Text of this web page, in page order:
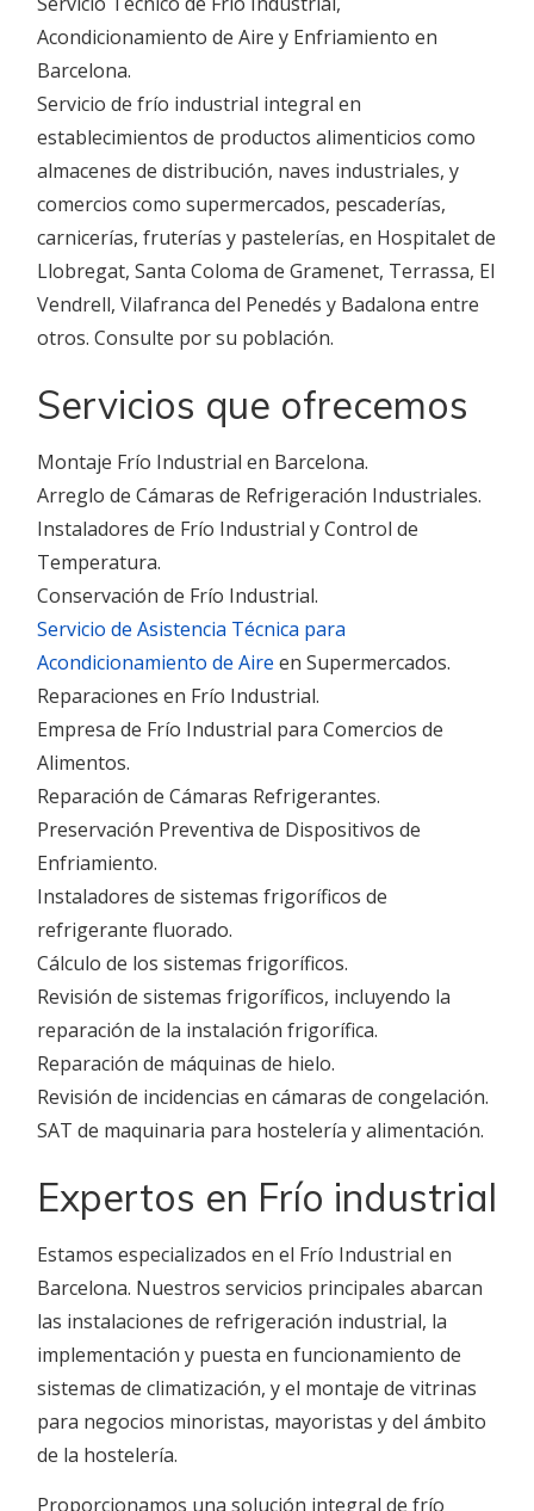
Acondicionamiento de Aire y Enfriamiento en
Barcelona.
Servicio de frío industrial integral en
establecimientos de productos alimenticios como
almacenes de distribución, naves industriales, y
comercios como supermercados, pescaderías,
carnicerías, fruterías y pastelerías, en Hospitalet de
Llobregat, Santa Coloma de Gramenet, Terrassa, El
Vendrell, Vilafranca del Penedés y Badalona entre
otros. Consulte por su población.
Servicios que ofrecemos
Montaje Frío Industrial en Barcelona.
Arreglo de Cámaras de Refrigeración Industriales.
Instaladores de Frío Industrial y Control de
Temperatura.
Conservación de Frío Industrial.
Servicio de Asistencia Técnica para
Acondicionamiento de Aire en Supermercados.
Reparaciones en Frío Industrial.
Empresa de Frío Industrial para Comercios de
Alimentos.
Reparación de Cámaras Refrigerantes.
Preservación Preventiva de Dispositivos de
Enfriamiento.
Instaladores de sistemas frigoríficos de
refrigerante fluorado.
Cálculo de los sistemas frigoríficos.
Revisión de sistemas frigoríficos, incluyendo la
reparación de la instalación frigorífica.
Reparación de máquinas de hielo.
Revisión de incidencias en cámaras de congelación.
SAT de maquinaria para hostelería y alimentación.
Expertos en Frío industrial
Estamos especializados en el Frío Industrial en
Barcelona. Nuestros servicios principales abarcan
las instalaciones de refrigeración industrial, la
implementación y puesta en funcionamiento de
sistemas de climatización, y el montaje de vitrinas
para negocios minoristas, mayoristas y del ámbito
de la hostelería.
Proporcionamos una solución integral de frío